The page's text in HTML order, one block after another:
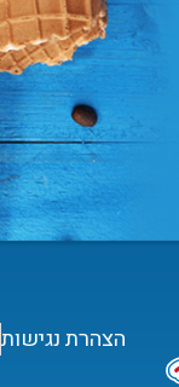
הצהרת נגישות